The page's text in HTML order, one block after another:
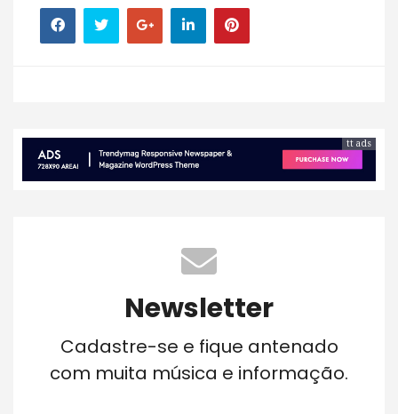
tt ads
Newsletter
Cadastre-se e fique antenado
com muita música e informação.